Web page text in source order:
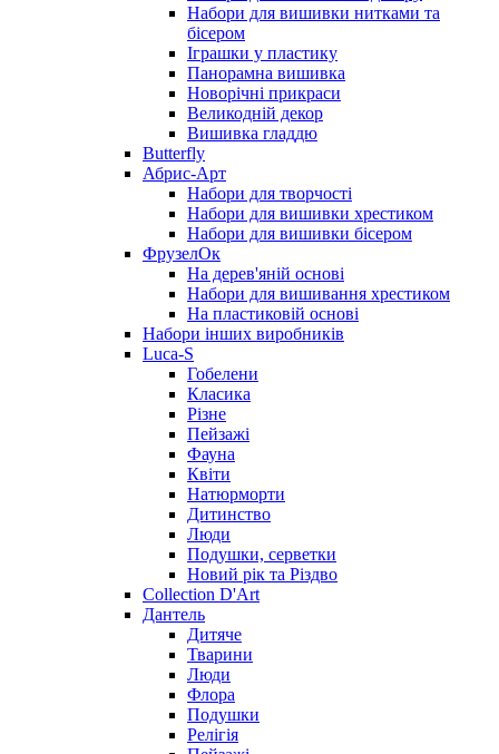
Набори для вишивки нитками та
бісером
Іграшки у пластику
Панорамна вишивка
Новорічні прикраси
Великодній декор
Вишивка гладдю
Butterfly
Абрис-Арт
Набори для творчості
Набори для вишивки хрестиком
Набори для вишивки бісером
ФрузелОк
На дерев'яній основі
Набори для вишивання хрестиком
На пластиковій основі
Набори інших виробників
Luca-S
Гобелени
Класика
Різне
Пейзажі
Фауна
Квіти
Натюрморти
Дитинство
Люди
Подушки, серветки
Новий рік та Різдво
Collection D'Art
Дантель
Дитяче
Тварини
Люди
Флора
Подушки
Релігія